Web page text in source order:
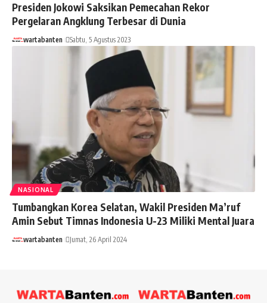
Presiden Jokowi Saksikan Pemecahan Rekor
Pergelaran Angklung Terbesar di Dunia
wartabanten Sabtu, 5 Agustus 2023
NASIONAL
Tumbangkan Korea Selatan, Wakil Presiden Ma’ruf
Amin Sebut Timnas Indonesia U-23 Miliki Mental Juara
wartabanten Jumat, 26 April 2024